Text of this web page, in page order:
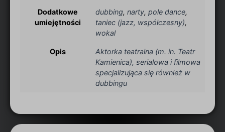
Dodatkowe
umiejętności
dubbing, narty, pole dance,
taniec (jazz, współczesny),
wokal
Opis
Aktorka teatralna (m. in. Teatr
Kamienica), serialowa i filmowa
specjalizująca się również w
dubbingu